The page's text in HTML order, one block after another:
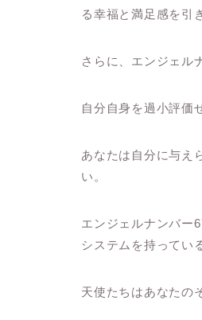
る幸福と満足感を引
さらに、エンジェル
自分自身を過小評価
あなたは自分に与え
い。
エンジェルナンバー
システムを持ってい
天使たちはあなたの